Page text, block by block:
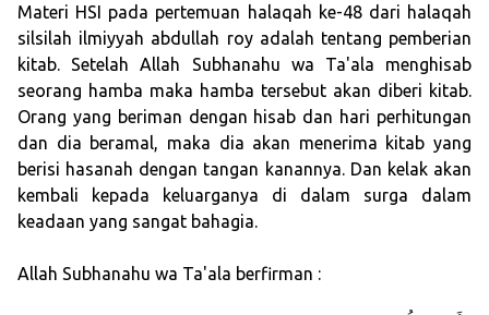
Materi HSI pada pertemuan halaqah ke-48 dari halaqah
silsilah ilmiyyah abdullah roy adalah tentang pemberian
kitab. Setelah Allah Subhanahu wa Ta'ala menghisab
seorang hamba maka hamba tersebut akan diberi kitab.
Orang yang beriman dengan hisab dan hari perhitungan
dan dia beramal, maka dia akan menerima kitab yang
berisi hasanah dengan tangan kanannya. Dan kelak akan
kembali kepada keluarganya di dalam surga dalam
keadaan yang sangat bahagia.
Allah Subhanahu wa Ta'ala berfirman :